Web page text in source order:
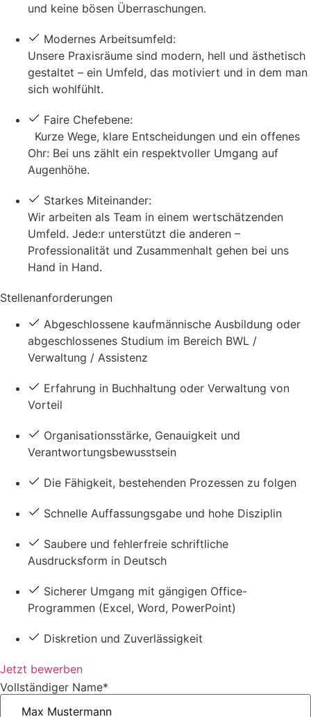
und keine bösen Überraschungen.
Modernes Arbeitsumfeld:
Unsere Praxisräume sind modern, hell und ästhetisch
gestaltet – ein Umfeld, das motiviert und in dem man
sich wohlfühlt.
Faire Chefebene:
Kurze Wege, klare Entscheidungen und ein offenes
Ohr: Bei uns zählt ein respektvoller Umgang auf
Augenhöhe.
Starkes Miteinander:
Wir arbeiten als Team in einem wertschätzenden
Umfeld. Jede:r unterstützt die anderen –
Professionalität und Zusammenhalt gehen bei uns
Hand in Hand.
Stellenanforderungen
Abgeschlossene kaufmännische Ausbildung oder
abgeschlossenes Studium im Bereich BWL /
Verwaltung / Assistenz
Erfahrung in Buchhaltung oder Verwaltung von
Vorteil
Organisationsstärke, Genauigkeit und
Verantwortungsbewusstsein
Die Fähigkeit, bestehenden Prozessen zu folgen
Schnelle Auffassungsgabe und hohe Disziplin
Saubere und fehlerfreie schriftliche
Ausdrucksform in Deutsch
Sicherer Umgang mit gängigen Office-
Programmen (Excel, Word, PowerPoint)
Diskretion und Zuverlässigkeit
Jetzt bewerben
Vollständiger Name*